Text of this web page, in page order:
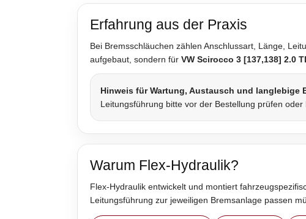
Erfahrung aus der Praxis
Bei Bremsschläuchen zählen Anschlussart, Länge,
aufgebaut, sondern für VW Scirocco 3 [137,138] 2.0
Hinweis für Wartung, Austausch und langlebige
Leitungsführung bitte vor der Bestellung prüfen
Warum Flex-Hydraulik?
Flex-Hydraulik entwickelt und montiert
Leitungsführung zur jeweiligen Bremsanlage passen